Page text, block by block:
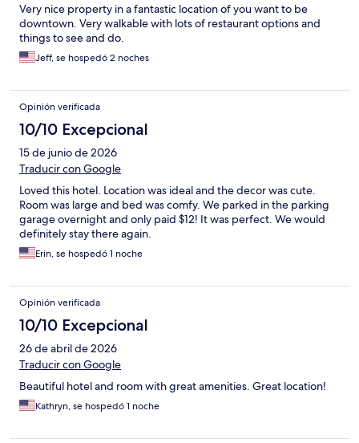
Very nice property in a fantastic location of you want to be
downtown. Very walkable with lots of restaurant options and
things to see and do.
Jeff, se hospedó 2 noches
Opinión verificada
10/10 Excepcional
15 de junio de 2026
Traducir con Google
Loved this hotel. Location was ideal and the decor was cute.
Room was large and bed was comfy. We parked in the parking
garage overnight and only paid $12! It was perfect. We would
definitely stay there again.
Erin, se hospedó 1 noche
Opinión verificada
10/10 Excepcional
26 de abril de 2026
Traducir con Google
Beautiful hotel and room with great amenities. Great location!
Kathryn, se hospedó 1 noche